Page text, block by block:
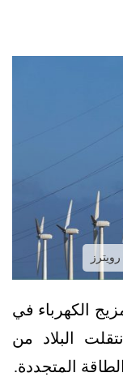
الكهرباء في
البلاد من
المتجددة.